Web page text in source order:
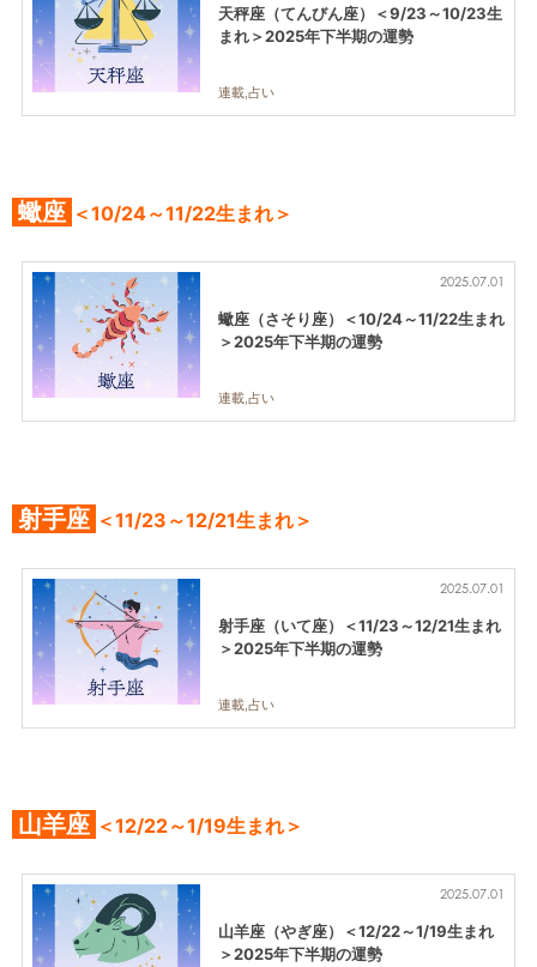
天秤座（てんびん座）＜9/23～10/23生
まれ＞2025年下半期の運勢
連載,占い
蠍座 ＜10/24～11/22生まれ＞
2025.07.01
蠍座（さそり座）＜10/24～11/22生まれ
＞2025年下半期の運勢
連載,占い
射手座 ＜11/23～12/21生まれ＞
2025.07.01
射手座（いて座）＜11/23～12/21生まれ
＞2025年下半期の運勢
連載,占い
山羊座 ＜12/22～1/19生まれ＞
2025.07.01
山羊座（やぎ座）＜12/22～1/19生まれ
＞2025年下半期の運勢